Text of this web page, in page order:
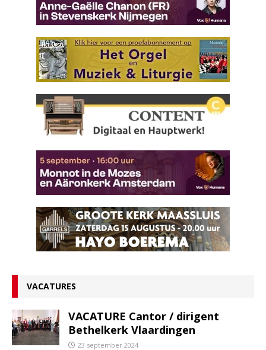
VACATURES
VACATURE Cantor / dirigent
Bethelkerk Vlaardingen
23 september 2024